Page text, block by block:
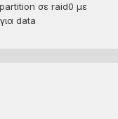
partition σε raid0 με
data